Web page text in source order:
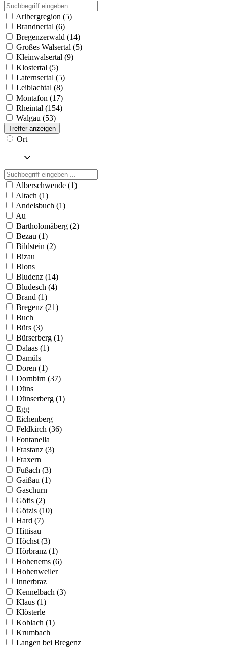
Arlbergregion (5)
Brandnertal (6)
Bregenzerwald (14)
Großes Walsertal (5)
Kleinwalsertal (9)
Klostertal (5)
Laternsertal (5)
Leiblachtal (8)
Montafon (17)
Rheintal (154)
Walgau (53)
Treffer anzeigen
Ort
Alberschwende (1)
Altach (1)
Andelsbuch (1)
Au
Bartholomäberg (2)
Bezau (1)
Bildstein (2)
Bizau
Blons
Bludenz (14)
Bludesch (4)
Brand (1)
Bregenz (21)
Buch
Bürs (3)
Bürserberg (1)
Dalaas (1)
Damüls
Doren (1)
Dornbirn (37)
Düns
Dünserberg (1)
Egg
Eichenberg
Feldkirch (36)
Fontanella
Frastanz (3)
Fraxern
Fußach (3)
Gaißau (1)
Gaschurn
Göfis (2)
Götzis (10)
Hard (7)
Hittisau
Höchst (3)
Hörbranz (1)
Hohenems (6)
Hohenweiler
Innerbraz
Kennelbach (3)
Klaus (1)
Klösterle
Koblach (1)
Krumbach
Langen bei Bregenz